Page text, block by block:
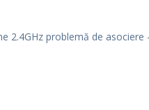
2.4GHz problemă de asociere